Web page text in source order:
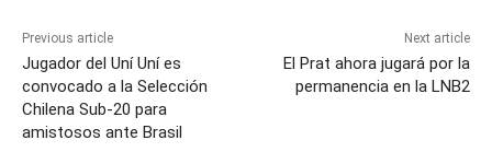
Previous article
Jugador del Uní Uní es
convocado a la Selección
Chilena Sub-20 para
amistosos ante Brasil
Next article
El Prat ahora jugará por la
permanencia en la LNB2